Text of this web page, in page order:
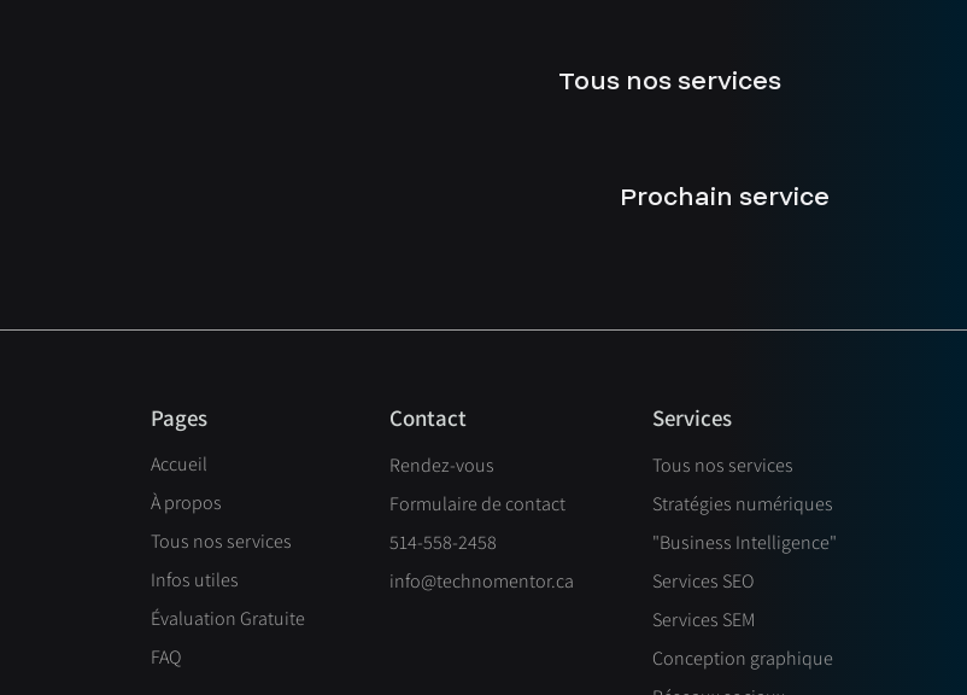
Prochain service
Tous nos services
Pages
Accueil
À propos
Tous nos services
Infos utiles
Évaluation Gratuite
FAQ
Contact
Rendez-vous
Formulaire de contact
514-558-2458
info@technomentor.ca
Services
Tous nos services
Stratégies numériques
"Business Intelligence"
Services SEO
Services SEM
Conception graphique